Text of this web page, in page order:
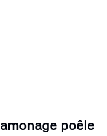
poêle